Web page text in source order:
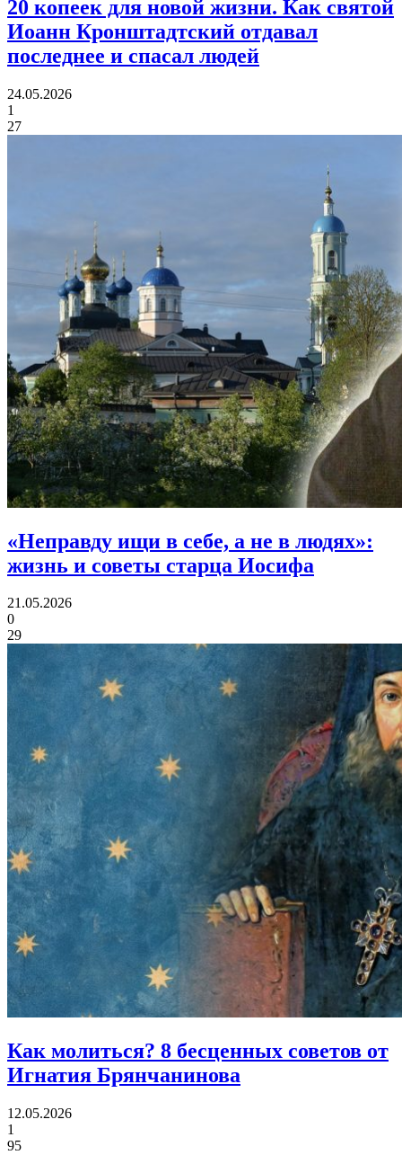
20 копеек для новой жизни. Как святой
Иоанн Кронштадтский отдавал
последнее и спасал людей
24.05.2026
1
27
«Неправду ищи в себе, а не в людях»:
жизнь и советы старца Иосифа
21.05.2026
0
29
Как молиться? 8 бесценных советов от
Игнатия Брянчанинова
12.05.2026
1
95